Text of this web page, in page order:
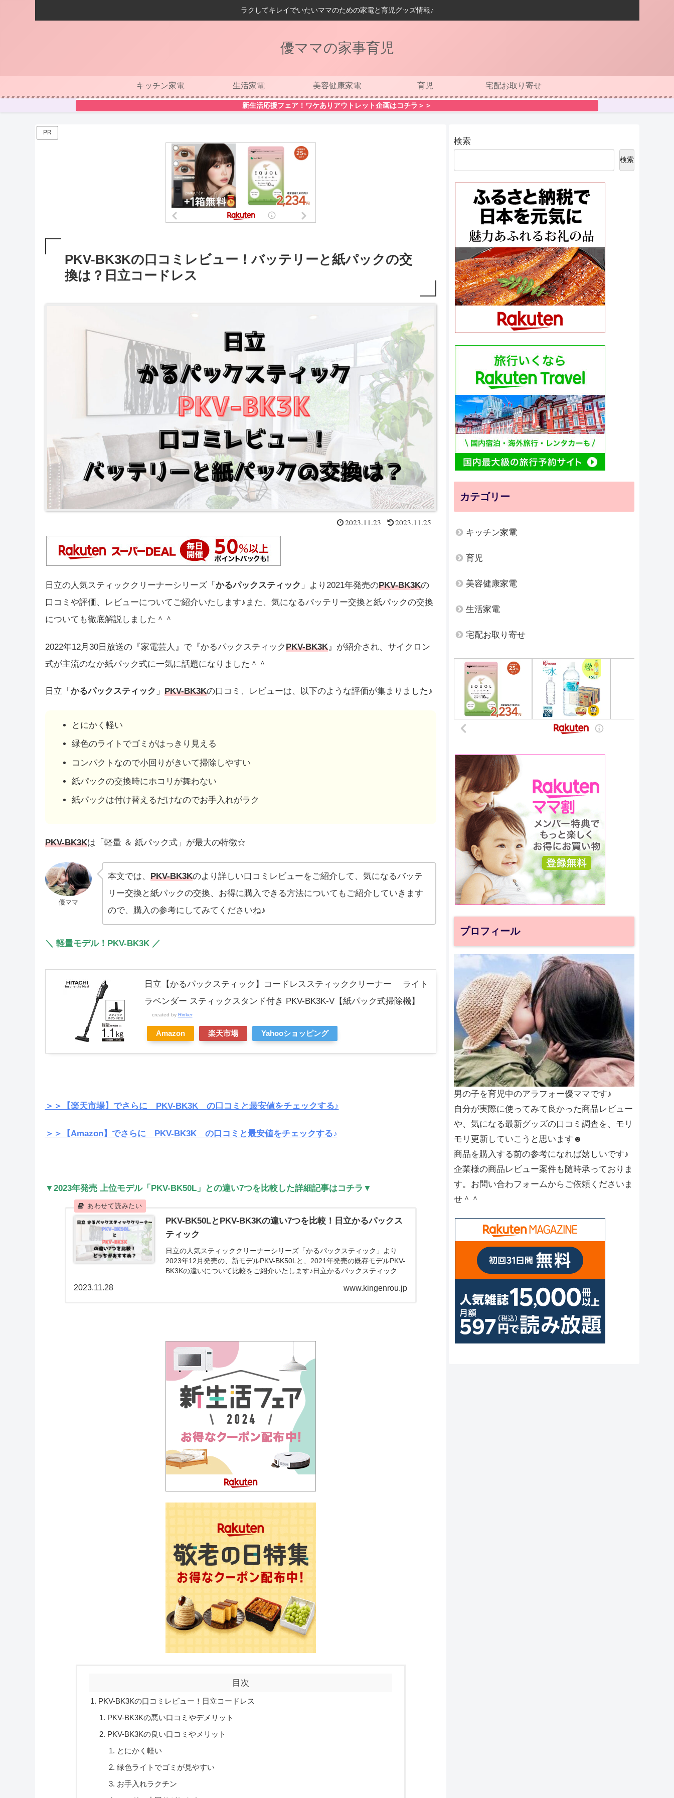
ラクしてキレイでいたいママのための家電と育児グッズ情報♪
優ママの家事育児
キッチン家電 生活家電 美容健康家電 育児 宅配お取り寄せ
新生活応援フェア！ワケありアウトレット企画はコチラ＞＞
PR
PKV-BK3Kの口コミレビュー！バッテリーと紙パックの交
換は？日立コードレス
2023.11.23 2023.11.25
日立の人気スティッククリーナーシリーズ「 かるパックスティック 」より2021年発売のPKV-BK3Kの
口コミや評価、レビューについてご紹介いたします♪また、気になるバッテリー交換と紙パックの交換
についても徹底解説しました＾＾
2022年12月30日放送の『家電芸人』で『かるパックスティックPKV-BK3K』が紹介され、サイクロン
式が主流のなか紙パック式に一気に話題になりました＾＾
日立「 かるパックスティック 」 PKV-BK3Kの口コミ、レビューは、以下のような評価が集まりました♪
とにかく軽い
緑色のライトでゴミがはっきり見える
コンパクトなので小回りがきいて掃除しやすい
紙パックの交換時にホコリが舞わない
紙パックは付け替えるだけなのでお手入れがラク
PKV-BK3Kは「軽量 ＆ 紙パック式」が最大の特徴☆
優ママ
本文では、PKV-BK3Kのより詳しい口コミレビューをご紹介して、気になるバッテ
リー交換と紙パックの交換、お得に購入できる方法についてもご紹介していきます
ので、購入の参考にしてみてくださいね♪
＼ 軽量モデル！PKV-BK3K ／
日立【かるパックスティック】コードレススティッククリーナー ライト
ラベンダー スティックスタンド付き PKV-BK3K-V【紙パック式掃除機】
created by Rinker
Amazon 楽天市場 Yahooショッピング
＞＞【楽天市場】でさらに PKV-BK3K の口コミと最安値をチェックする♪
＞＞【Amazon】でさらに PKV-BK3K の口コミと最安値をチェックする♪
▼2023年発売 上位モデル「PKV-BK50L」との違い7つを比較した詳細記事はコチラ▼
PKV-BK50LとPKV-BK3Kの違い7つを比較！日立かるパックス
ティック
日立の人気スティッククリーナーシリーズ「かるパックスティック」より
2023年12月発売の、新モデルPKV-BK50Lと、2021年発売の既存モデルPKV-
BK3Kの違いについて比較をご紹介いたします♪日立かるパックスティック
www.kingenrou.jp
2023.11.28
目次
PKV-BK3Kの口コミレビュー！日立コードレス
PKV-BK3Kの悪い口コミやデメリット
PKV-BK3Kの良い口コミやメリット
とにかく軽い
緑色ライトでゴミが見やすい
お手入れラクチン
検索
検索
カテゴリー
キッチン家電
育児
美容健康家電
生活家電
宅配お取り寄せ
プロフィール
男の子を育児中のアラフォー優ママです♪
自分が実際に使ってみて良かった商品レビュー
や、気になる最新グッズの口コミ調査を、モリ
モリ更新していこうと思います☻
商品を購入する前の参考になれば嬉しいです♪
企業様の商品レビュー案件も随時承っておりま
す。お問い合わフォームからご依頼くださいま
せ＾＾